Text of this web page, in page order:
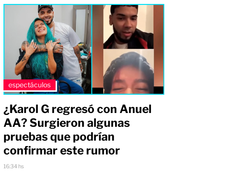
espectáculos
¿Karol G regresó con Anuel
AA? Surgieron algunas
pruebas que podrían
confirmar este rumor
16:34 hs